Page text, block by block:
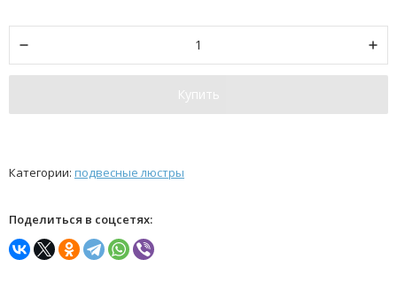
Купить
Категории: подвесные люстры
Поделиться в соцсетях: